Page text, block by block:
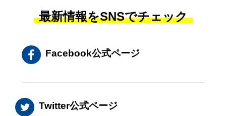
最新情報をSNSでチェック
Facebook公式ページ
Twitter公式ページ